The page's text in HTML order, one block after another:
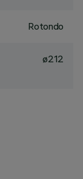
Rotondo
ø212